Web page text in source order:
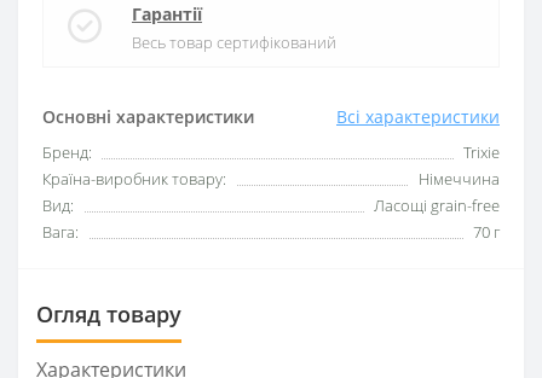
Основні характеристики Всі характеристики
Бренд:
Trixie
Країна-виробник товару:
Німеччина
Вид:
Ласощі grain-free
Вага:
70 г
Гарантії
Весь товар сертифікований
Огляд товару
Характеристики